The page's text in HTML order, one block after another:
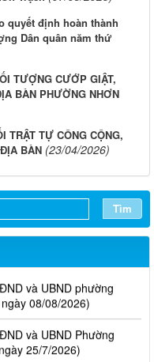
quyết định hoàn thành
Dân quân năm thứ
TƯỢNG CƯỚP GIẬT,
BÀN PHƯỜNG NHƠN
TRẬT TỰ CÔNG CỘNG,
BÀN (23/04/2026)
Tìm
08/08/2026)
và UBND Phường
25/7/2026)